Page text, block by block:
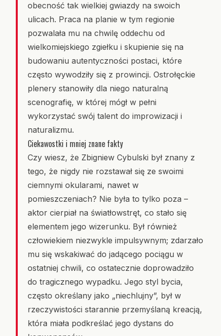
obecność tak wielkiej gwiazdy na swoich
ulicach. Praca na planie w tym regionie
pozwalała mu na chwilę oddechu od
wielkomiejskiego zgiełku i skupienie się na
budowaniu autentyczności postaci, które
często wywodziły się z prowincji. Ostrołęckie
plenery stanowiły dla niego naturalną
scenografię, w której mógł w pełni
wykorzystać swój talent do improwizacji i
naturalizmu.
Ciekawostki i mniej znane fakty
Czy wiesz, że Zbigniew Cybulski był znany z
tego, że nigdy nie rozstawał się ze swoimi
ciemnymi okularami, nawet w
pomieszczeniach? Nie była to tylko poza –
aktor cierpiał na światłowstręt, co stało się
elementem jego wizerunku. Był również
człowiekiem niezwykle impulsywnym; zdarzało
mu się wskakiwać do jadącego pociągu w
ostatniej chwili, co ostatecznie doprowadziło
do tragicznego wypadku. Jego styl bycia,
często określany jako „niechlujny”, był w
rzeczywistości starannie przemyślaną kreacją,
która miała podkreślać jego dystans do